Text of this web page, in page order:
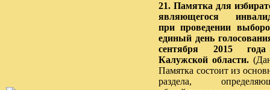
21. Памятка для
являющегося
при проведении
единый день
сентября 2015
Калужской области.
Памятка состоит из
раздела,